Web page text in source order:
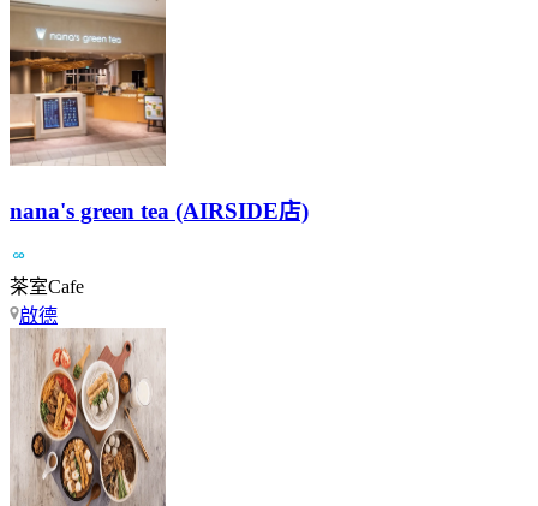
nana's green tea (AIRSIDE店)
茶室Cafe
啟德